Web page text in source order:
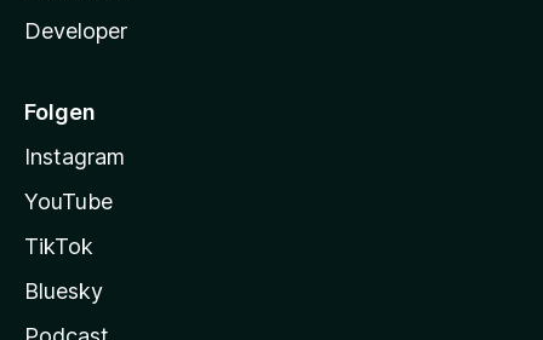
Developer
Folgen
Instagram
YouTube
TikTok
Bluesky